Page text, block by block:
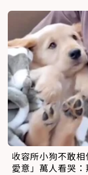
收容所小狗不敢
愛意」萬人看哭